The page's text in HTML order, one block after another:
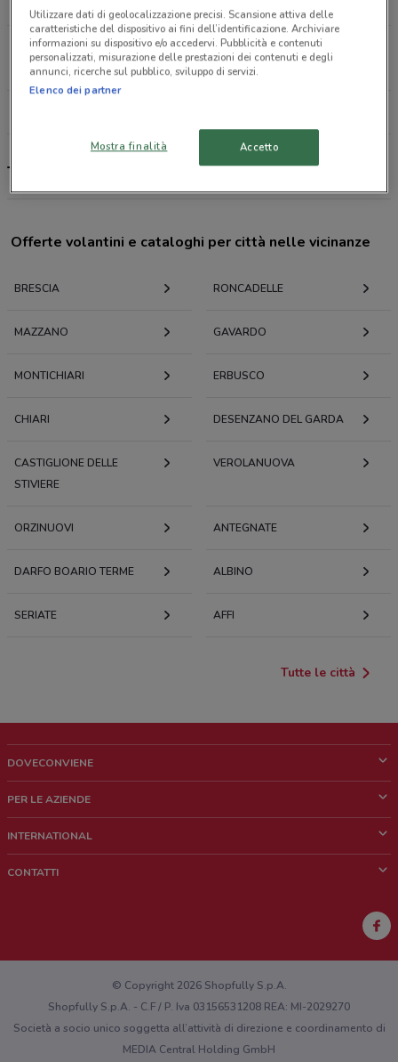
Via Corsica, 56/58 Brescia
1.7 km
CHIUSO
Tigotà, offerte e negozi
Offerte volantini e cataloghi per città nelle vicinanze
BRESCIA RONCADELLE
MAZZANO GAVARDO
MONTICHIARI ERBUSCO
CHIARI DESENZANO DEL GARDA
CASTIGLIONE DELLE
STIVIERE
VEROLANUOVA
ORZINUOVI ANTEGNATE
DARFO BOARIO TERME ALBINO
SERIATE AFFI
Tutte le città
DOVECONVIENE
Chi siamo
Lavora con noi
PER LE AZIENDE
Richieste commerciali e marketing
INTERNATIONAL
CONTATTI
Hai un malfunzionamento sul web o sull'app?
© Copyright 2026 Shopfully S.p.A.
Shopfully S.p.A. - C.F / P. Iva 03156531208 REA: MI-2029270
Società a socio unico soggetta all’attività di direzione e coordinamento di
MEDIA Central Holding GmbH
Utilizzare dati di geolocalizzazione precisi. Scansione attiva delle
caratteristiche del dispositivo ai fini dell’identificazione. Archiviare
informazioni su dispositivo e/o accedervi. Pubblicità e contenuti
personalizzati, misurazione delle prestazioni dei contenuti e degli
annunci, ricerche sul pubblico, sviluppo di servizi.
Elenco dei partner
Mostra finalità Accetto